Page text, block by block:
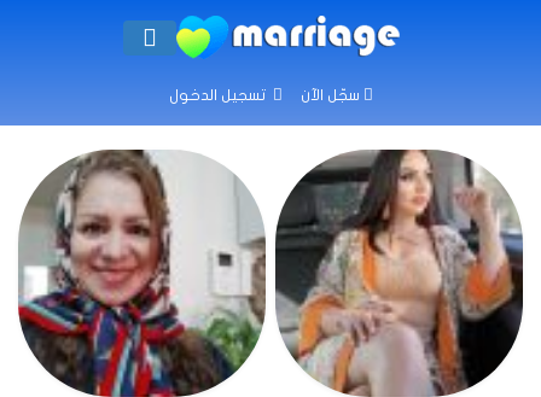
سجّل الآن تسجيل الدخول